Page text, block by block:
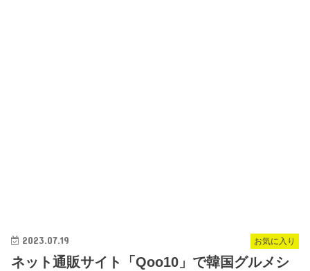
お気に入り
2023.07.19
ネット通販サイト「Qoo10」で韓国グルメシ